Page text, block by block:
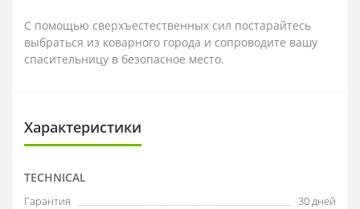
С помощью сверхъестественных сил постарайтесь
выбраться из коварного города и сопроводите вашу
спасительницу в безопасное место.
Характеристики
TECHNICAL
Гарантия 30 дней